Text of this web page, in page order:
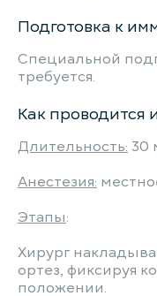
Подготовка к
Специальной
требуется.
Как проводится
Длительность: 30
Анестезия:
Этапы:
Хирург
ортез, фиксируя
положении.